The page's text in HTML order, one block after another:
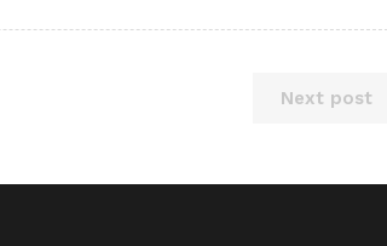
Next post